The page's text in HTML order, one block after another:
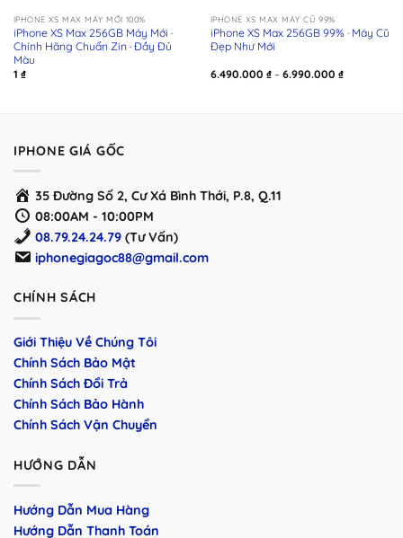
IPHONE XS MAX MÁY MỚI 100%
iPhone XS Max 256GB Máy Mới ·
Chính Hãng Chuẩn Zin · Đầy Đủ
Màu
1 ₫
IPHONE XS MAX MÁY CŨ 99%
iPhone XS Max 256GB 99% · Máy Cũ
Đẹp Như Mới
6.490.000 ₫ – 6.990.000 ₫Khoảng
IPHONE GIÁ GỐC
35 Đường Số 2, Cư Xá Bình Thới, P.8, Q.11
08:00AM - 10:00PM
08.79.24.24.79 (Tư Vấn)
iphonegiagoc88@gmail.com
CHÍNH SÁCH
Giới Thiệu Về Chúng Tôi
Chính Sách Bảo Mật
Chính Sách Đổi Trả
Chính Sách Bảo Hành
Chính Sách Vận Chuyển
HƯỚNG DẪN
Hướng Dẫn Mua Hàng
Hướng Dẫn Thanh Toán